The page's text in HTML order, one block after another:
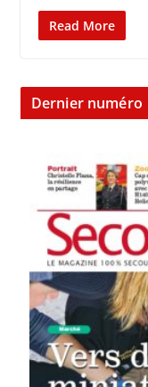
Read More
Dernier numéro